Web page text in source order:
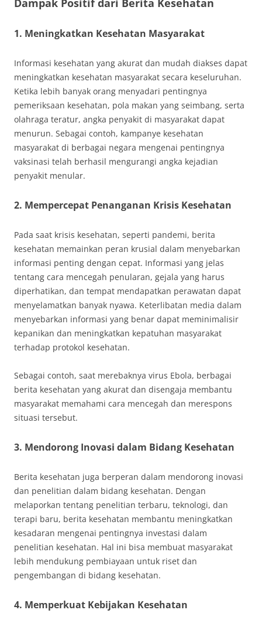
Dampak Positif dari Berita Kesehatan
1. Meningkatkan Kesehatan Masyarakat
Informasi kesehatan yang akurat dan mudah diakses dapat
meningkatkan kesehatan masyarakat secara keseluruhan.
Ketika lebih banyak orang menyadari pentingnya
pemeriksaan kesehatan, pola makan yang seimbang, serta
olahraga teratur, angka penyakit di masyarakat dapat
menurun. Sebagai contoh, kampanye kesehatan
masyarakat di berbagai negara mengenai pentingnya
vaksinasi telah berhasil mengurangi angka kejadian
penyakit menular.
2. Mempercepat Penanganan Krisis Kesehatan
Pada saat krisis kesehatan, seperti pandemi, berita
kesehatan memainkan peran krusial dalam menyebarkan
informasi penting dengan cepat. Informasi yang jelas
tentang cara mencegah penularan, gejala yang harus
diperhatikan, dan tempat mendapatkan perawatan dapat
menyelamatkan banyak nyawa. Keterlibatan media dalam
menyebarkan informasi yang benar dapat meminimalisir
kepanikan dan meningkatkan kepatuhan masyarakat
terhadap protokol kesehatan.
Sebagai contoh, saat merebaknya virus Ebola, berbagai
berita kesehatan yang akurat dan disengaja membantu
masyarakat memahami cara mencegah dan merespons
situasi tersebut.
3. Mendorong Inovasi dalam Bidang Kesehatan
Berita kesehatan juga berperan dalam mendorong inovasi
dan penelitian dalam bidang kesehatan. Dengan
melaporkan tentang penelitian terbaru, teknologi, dan
terapi baru, berita kesehatan membantu meningkatkan
kesadaran mengenai pentingnya investasi dalam
penelitian kesehatan. Hal ini bisa membuat masyarakat
lebih mendukung pembiayaan untuk riset dan
pengembangan di bidang kesehatan.
4. Memperkuat Kebijakan Kesehatan